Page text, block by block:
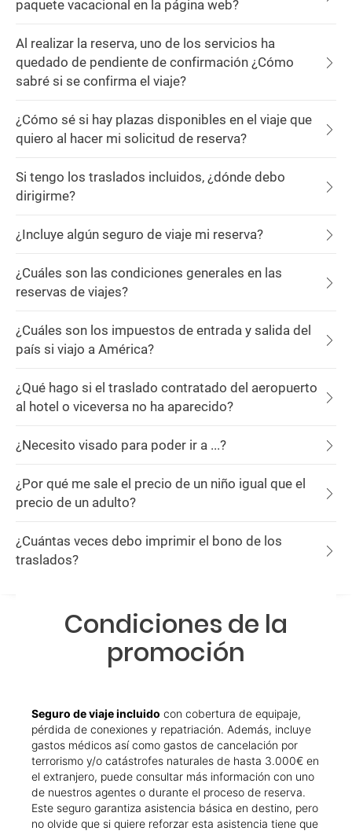
paquete vacacional en la página web?
Al realizar la reserva, uno de los servicios ha
quedado de pendiente de confirmación ¿Cómo
sabré si se confirma el viaje?
¿Cómo sé si hay plazas disponibles en el viaje que
quiero al hacer mi solicitud de reserva?
Si tengo los traslados incluidos, ¿dónde debo
dirigirme?
¿Incluye algún seguro de viaje mi reserva?
¿Cuáles son las condiciones generales en las
reservas de viajes?
¿Cuáles son los impuestos de entrada y salida del
país si viajo a América?
¿Qué hago si el traslado contratado del aeropuerto
al hotel o viceversa no ha aparecido?
¿Necesito visado para poder ir a ...?
¿Por qué me sale el precio de un niño igual que el
precio de un adulto?
¿Cuántas veces debo imprimir el bono de los
traslados?
Condiciones de la
promoción
Seguro de viaje incluido con cobertura de equipaje,
pérdida de conexiones y repatriación. Además, incluye
gastos médicos así como gastos de cancelación por
terrorismo y/o catástrofes naturales de hasta 3.000€ en
el extranjero, puede consultar más información con uno
de nuestros agentes o durante el proceso de reserva.
Este seguro garantiza asistencia básica en destino, pero
no olvide que si quiere reforzar esta asistencia tiene que